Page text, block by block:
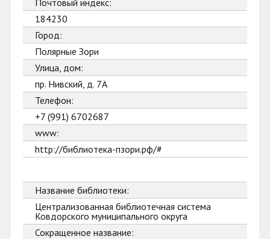
Почтовый индекс:
184230
Город:
Полярные Зори
Улица, дом:
пр. Нивский, д. 7А
Телефон:
+7 (991) 6702687
www:
http://библиотека-пзори.рф/#
Название библиотеки:
Централизованная библиотечная система
Ковдорского муниципального округа
Сокращенное название: